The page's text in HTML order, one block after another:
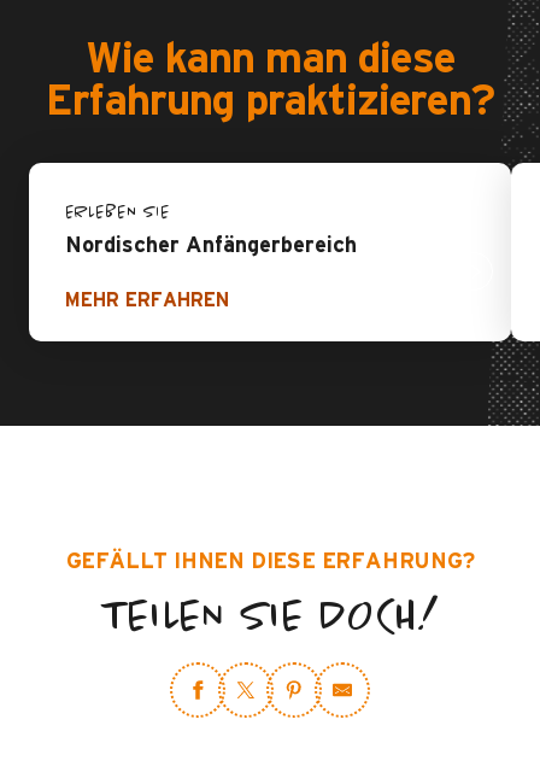
Wie kann man diese
Erfahrung praktizieren?
ERLEBEN SIE
Nordischer Anfängerbereich
MEHR ERFAHREN
GEFÄLLT IHNEN DIESE ERFAHRUNG?
TEILEN SIE DOCH!